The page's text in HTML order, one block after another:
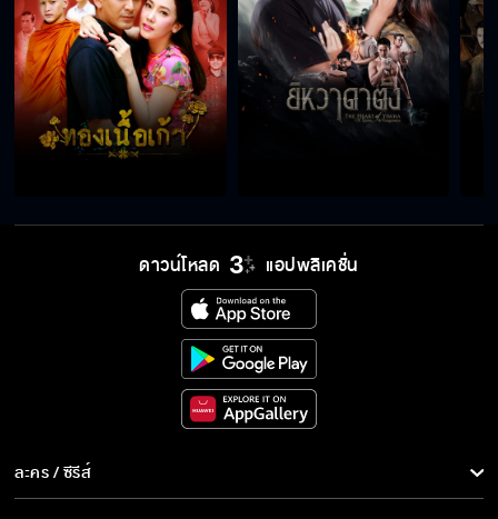
ดาวน์โหลด แอปพลิเคชั่น
ละคร / ซีรีส์
ละคร/ซีรีส์